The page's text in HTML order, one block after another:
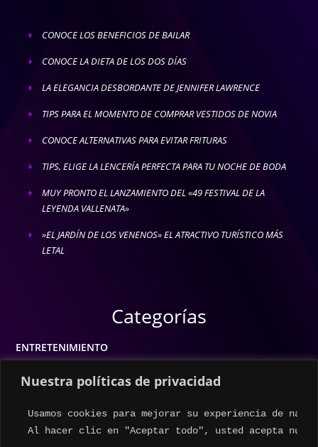
Nuestra políticas de privacidad
Usamos cookies para mejorar su experiencia de
Al hacer clic en "Aceptar todo", usted acepta
E CONOCE LOS BENEFICIOS DE BAILAR
E CONOCE LA DIETA DE LOS DOS DÍAS
E LA ELEGANCIA DESBORDANTE DE JENNIFER LAWRENCE
E TIPS PARA EL MOMENTO DE COMPRAR VESTIDOS DE NOVIA
E CONOCE ALTERNATIVAS PARA EVITAR FRITURAS
E TIPS, ELIGE LA LENCERÍA PERFECTA PARA TU NOCHE DE BODA
E
MUY PRONTO EL LANZAMIENTO DEL «49 FESTIVAL DE LA
LEYENDA VALLENATA»
E
»EL JARDÍN DE LOS VENENOS» EL ATRACTIVO TURÍSTICO MÁS
LETAL
Categorías
ENTRETENIMIENTO
ESTILO DE VIDA